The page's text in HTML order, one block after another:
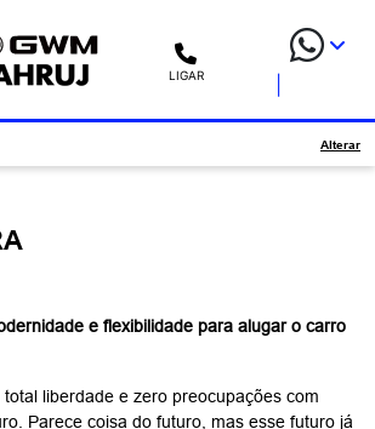
LIGAR
Alterar
e flexibilidade para alugar o carro
liberdade e zero preocupações com
Parece coisa do futuro, mas esse futuro já